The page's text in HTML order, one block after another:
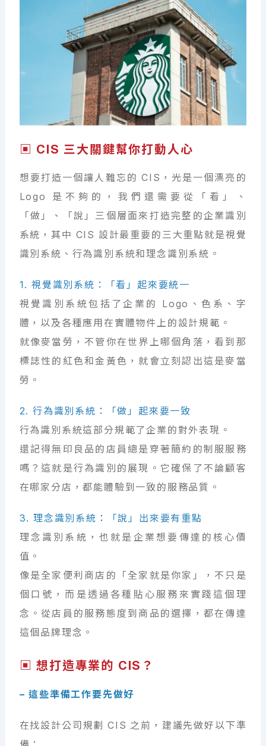
▣ CIS 三大關鍵幫你打動人心
想要打造一個讓人難忘的 CIS，光是一個漂亮的
Logo 是不夠的，我們還需要從「看」、
「做」、「說」三個層面來打造完整的企業識別
系統，其中 CIS 設計最重要的三大重點就是視覺
識別系統、行為識別系統和理念識別系統。
1. 視覺識別系統：「看」起來要統一
視覺識別系統包括了企業的 Logo、色系、字
體，以及各種應用在實體物件上的設計規範。
就像麥當勞，不管你在世界上哪個角落，看到那
標誌性的紅色和金黃色，就會立刻認出這是麥當
勞。
2. 行為識別系統：「做」起來要一致
行為識別系統這部分規範了企業的對外表現。
還記得無印良品的店員總是穿著簡約的制服服務
嗎？這就是行為識別的展現。它確保了不論顧客
在哪家分店，都能體驗到一致的服務品質。
3. 理念識別系統：「說」出來要有重點
理念識別系統，也就是企業想要傳達的核心價
值。
像是全家便利商店的「全家就是你家」，不只是
個口號，而是透過各種貼心服務來實踐這個理
念。從店員的服務態度到商品的選擇，都在傳達
這個品牌理念。
▣ 想打造專業的 CIS？
– 這些準備工作要先做好
在找設計公司規劃 CIS 之前，建議先做好以下準